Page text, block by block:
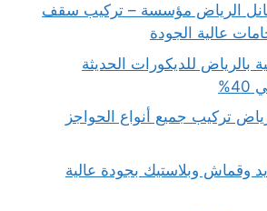
الرياض مؤسسة – تركيب سقف
عالية الجودة
للديكورات الحديثة
تركيب جميع أنواع الحواجز
وقماش وبلاستيك بجودة عالية